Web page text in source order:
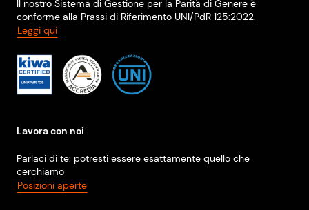
Il nostro Sistema di Gestione per la Parità di Genere è
conforme alla Prassi di Riferimento UNI/PdR 125:2022.
Leggi qui
Lavora con noi
Parlaci di te: potresti essere esattamente quello che
cerchiamo
Posizioni aperte